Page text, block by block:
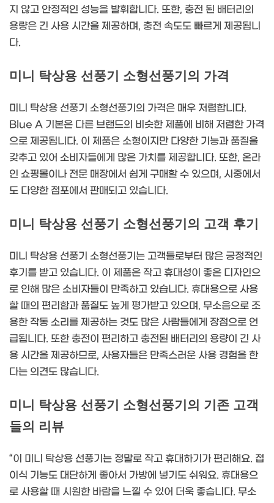
지 않고 안정적인 성능을 발휘합니다. 또한, 충전 된 배터리의
용량은 긴 사용 시간을 제공하며, 충전 속도도 빠르게 제공됩니
다.
미니 탁상용 선풍기 소형선풍기의 가격
미니 탁상용 선풍기 소형선풍기의 가격은 매우 저렴합니다.
Blue A 기본은 다른 브랜드의 비슷한 제품에 비해 저렴한 가격
으로 제공됩니다. 이 제품은 소형이지만 다양한 기능과 품질을
갖추고 있어 소비자들에게 많은 가치를 제공합니다. 또한, 온라
인 쇼핑몰이나 전문 매장에서 쉽게 구매할 수 있으며, 시중에서
도 다양한 점포에서 판매되고 있습니다.
미니 탁상용 선풍기 소형선풍기의 고객 후기
미니 탁상용 선풍기 소형선풍기는 고객들로부터 많은 긍정적인
후기를 받고 있습니다. 이 제품은 작고 휴대성이 좋은 디자인으
로 인해 많은 소비자들이 만족하고 있습니다. 휴대용으로 사용
할 때의 편리함과 품질도 높게 평가받고 있으며, 무소음으로 조
용한 작동 소리를 제공하는 것도 많은 사람들에게 장점으로 언
급됩니다. 또한 충전이 편리하고 충전된 배터리의 용량이 긴 사
용 시간을 제공하므로, 사용자들은 만족스러운 사용 경험을 한
다는 의견도 많습니다.
미니 탁상용 선풍기 소형선풍기의 기존 고객
들의 리뷰
“이 미니 탁상용 선풍기는 정말로 작고 휴대하기가 편리해요. 접
이식 기능도 대단하게 좋아서 가방에 넣기도 쉬워요. 휴대용으
로 사용할 때 시원한 바람을 느낄 수 있어 더욱 좋습니다. 무소